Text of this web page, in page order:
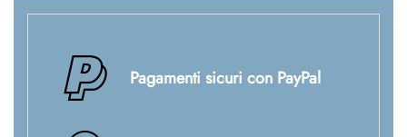
Pagamenti sicuri con PayPal